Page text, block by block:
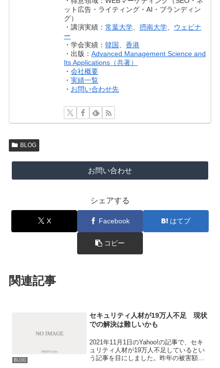
ット広告・ライティング・AI・ブランディン
グ）
・講演実績：常葉大学、摂南大学、 ウェビナ
ー
・学会実績：韓国、香港
・出版：Advanced Management Science and
Its Applications（共著）
・会社概要
・実績一覧
・ お問い合わせ先
BLOG
お問い合わせ
シェアする
X Facebook はてブ
コピー
関連記事
BLOG
セキュリティ人材が19万人不足 現状
での解決は難しいかも
2021年11月1日のYahoo!の記事で、セキ
ュリティ人材が19万人不足しているとい
う記事を目にしました。昨年の被害額